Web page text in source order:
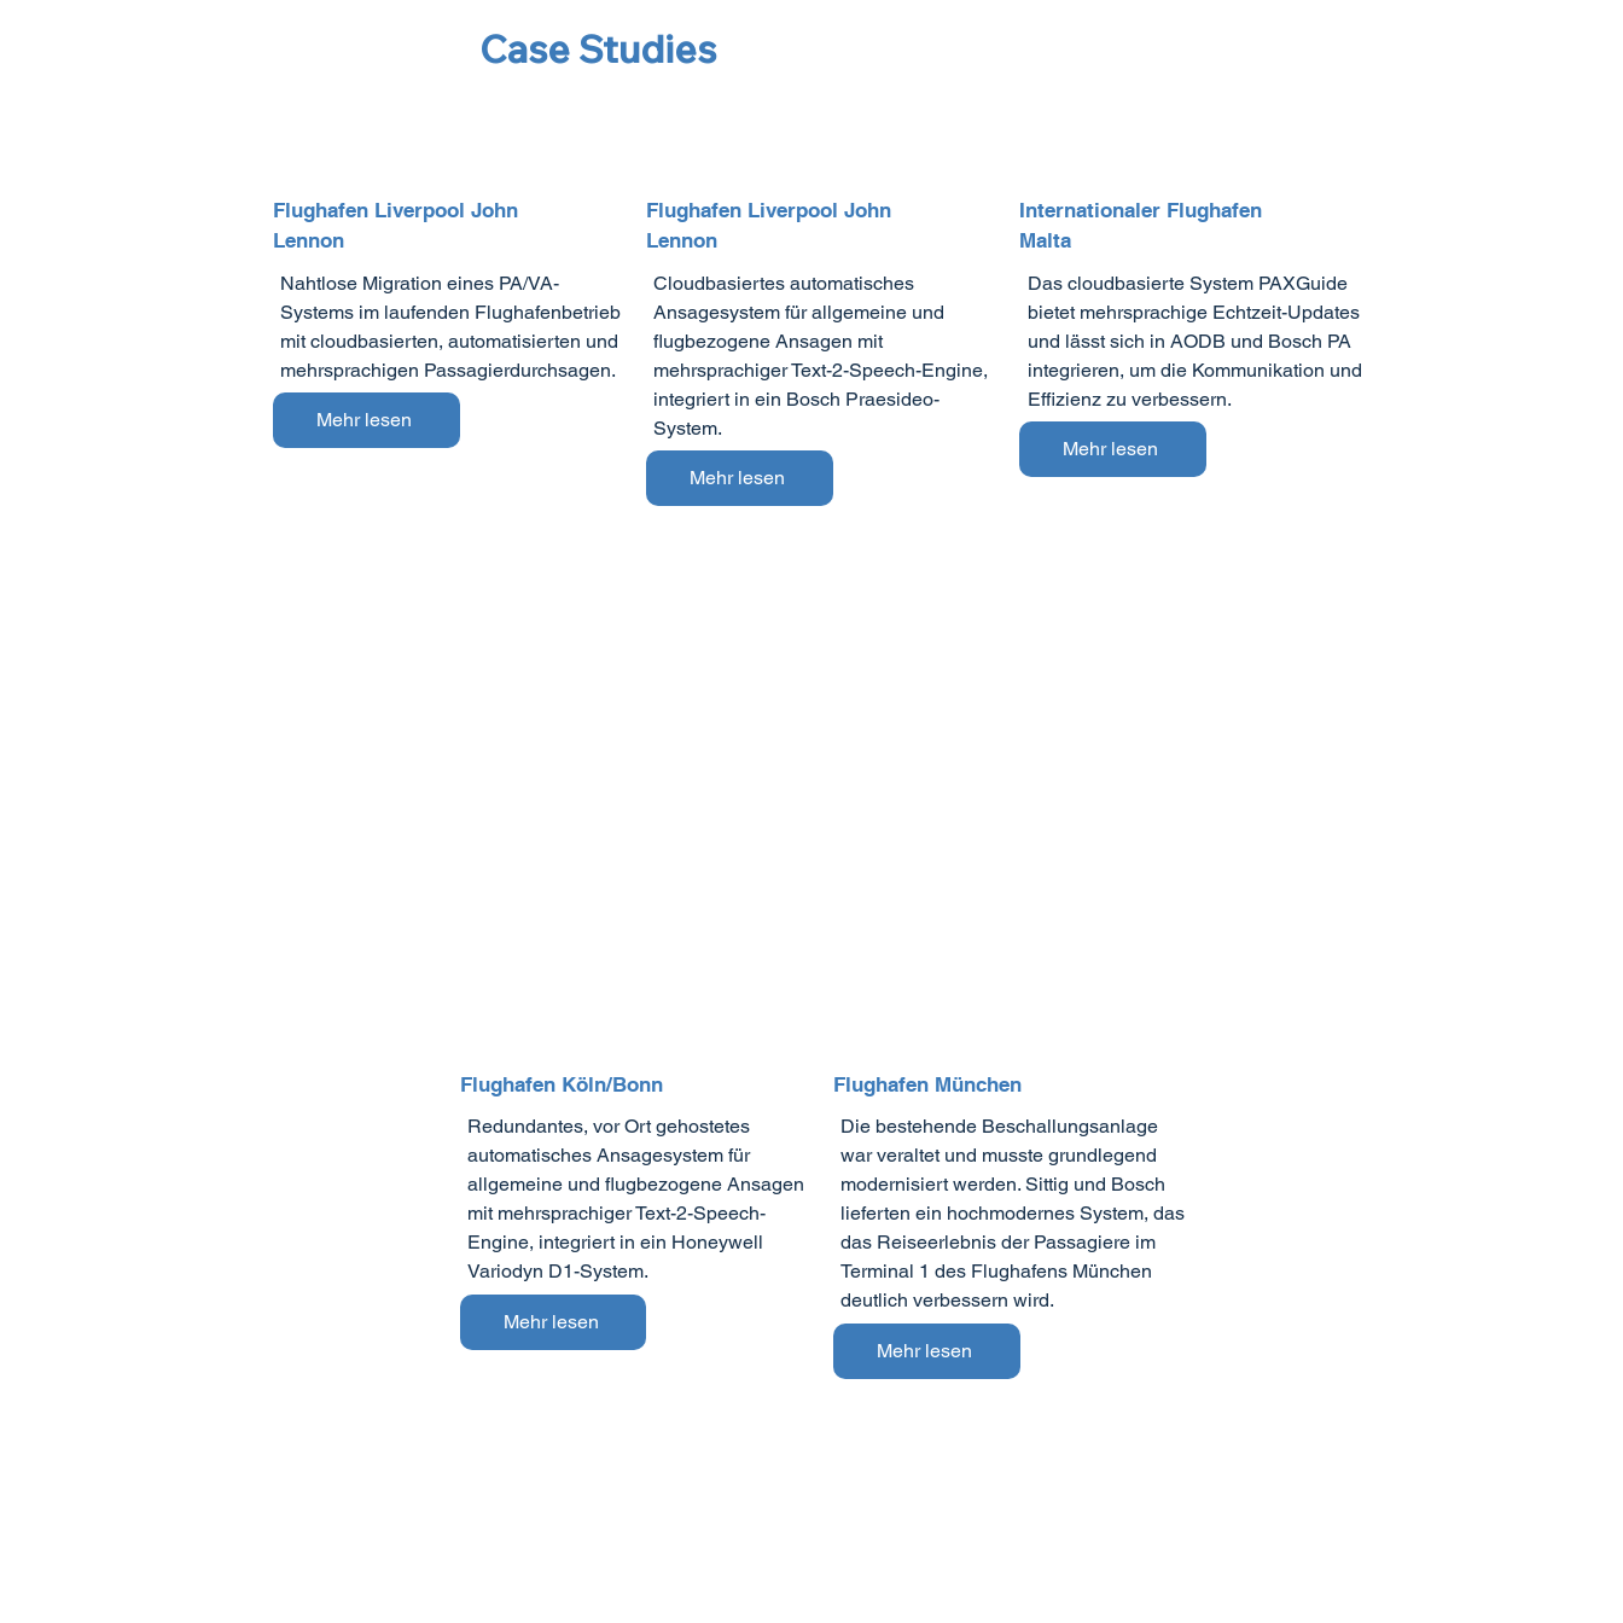
Flughafen Liverpool John
Lennon
Nahtlose Migration eines PA/VA-
Systems im laufenden Flughafenbetrieb
mit cloudbasierten, automatisierten und
mehrsprachigen Passagierdurchsagen.
Mehr lesen
Flughafen Liverpool John
Lennon
Cloudbasiertes automatisches
Ansagesystem für allgemeine und
flugbezogene Ansagen mit
mehrsprachiger Text-2-Speech-Engine,
integriert in ein Bosch Praesideo-
System.
Mehr lesen
Internationaler Flughafen
Malta
Das cloudbasierte System PAXGuide
bietet mehrsprachige Echtzeit-Updates
und lässt sich in AODB und Bosch PA
integrieren, um die Kommunikation und
Effizienz zu verbessern.
Mehr lesen
Flughafen Köln/Bonn
Redundantes, vor Ort gehostetes
automatisches Ansagesystem für
allgemeine und flugbezogene Ansagen
mit mehrsprachiger Text-2-Speech-
Engine, integriert in ein Honeywell
Variodyn D1-System.
Mehr lesen
Flughafen München
Die bestehende Beschallungsanlage
war veraltet und musste grundlegend
modernisiert werden. Sittig und Bosch
lieferten ein hochmodernes System, das
das Reiseerlebnis der Passagiere im
Terminal 1 des Flughafens München
deutlich verbessern wird.
Mehr lesen
Case Studies